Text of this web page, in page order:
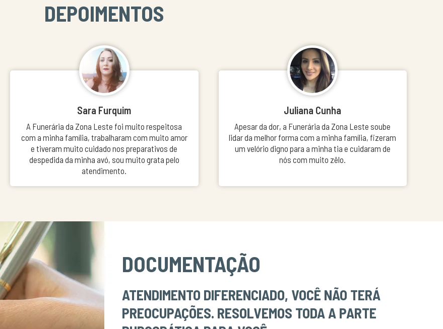
DEPOIMENTOS
Sara Furquim
A Funerária da Zona Leste foi muito respeitosa
com a minha família, trabalharam com muito amor
e tiveram muito cuidado nos preparativos de
despedida da minha avó, sou muito grata pelo
atendimento.
Juliana Cunha
Apesar da dor, a Funerária da Zona Leste soube
lidar da melhor forma com a minha família, fizeram
um velório digno para a minha tia e cuidaram de
nós com muito zêlo.
DOCUMENTAÇÃO
ATENDIMENTO DIFERENCIADO, VOCÊ NÃO TERÁ
PREOCUPAÇÕES. RESOLVEMOS TODA A PARTE